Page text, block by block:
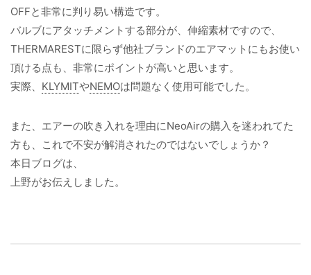
OFFと非常に判り易い構造です。
バルブにアタッチメントする部分が、伸縮素材ですので、
THERMARESTに限らず他社ブランドのエアマットにもお使い
頂ける点も、非常にポイントが高いと思います。
実際、 KLYMITやNEMOは問題なく使用可能でした。
また、エアーの吹き入れを理由にNeoAirの購入を迷われてた
方も、これで不安が解消されたのではないでしょうか？
本日ブログは、
上野がお伝えしました。